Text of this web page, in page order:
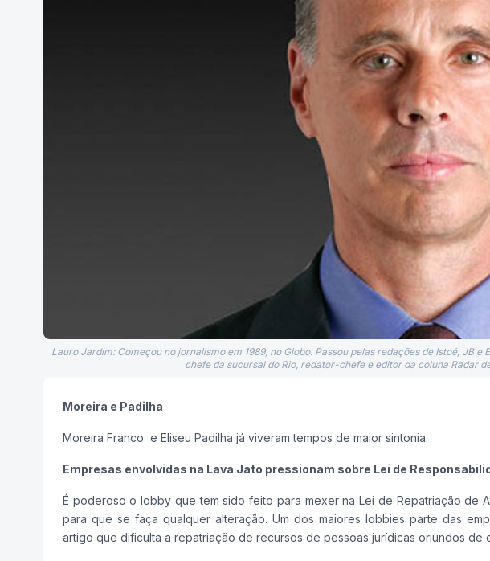
Lauro Jardim: Começou no jornalismo em 1989, no Globo. Passou pelas redações de Istoé, JB e
chefe da sucursal do Rio, redator-chefe e editor da coluna Radar
Moreira e Padilha
Moreira Franco e Eliseu Padilha já viveram tempos de maior sintonia.
Empresas envolvidas na Lava Jato pressionam sobre Lei de
É poderoso o lobby que tem sido feito para mexer na Lei de Repatriação de
para que se faça qualquer alteração. Um dos maiores lobbies parte das
artigo que dificulta a repatriação de recursos de pessoas jurídicas oriundos de